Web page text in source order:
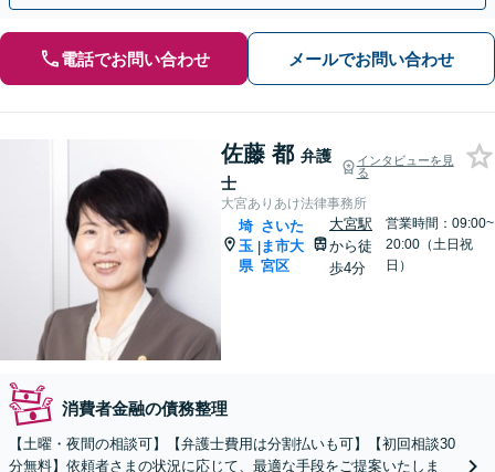
電話でお問い合わせ メールでお問い合わせ
佐藤 都 弁護
士
インタビューを見
る
大宮ありあけ法律事務所
埼
玉
県
|
さいた
ま市大
宮区
大宮駅
から徒
歩4分
営業時間：09:00~
20:00（土日祝
日）
消費者金融の債務整理
【土曜・夜間の相談可】【弁護士費用は分割払いも可】【初回相談30
分無料】依頼者さまの状況に応じて、最適な手段をご提案いたしま